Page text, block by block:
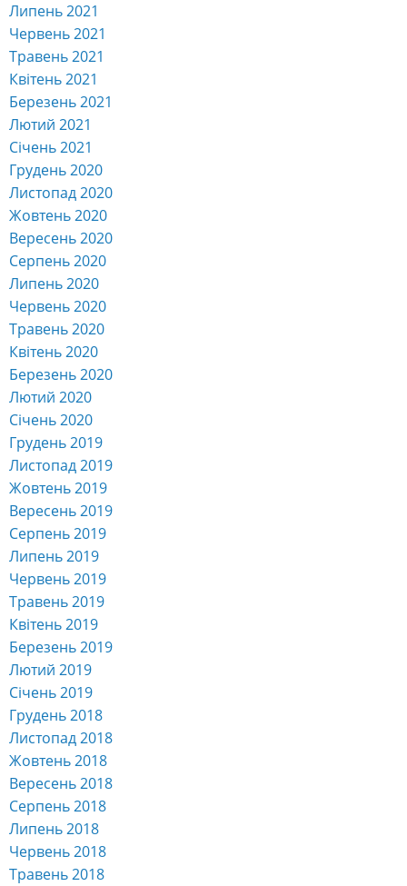
Липень 2021
Червень 2021
Травень 2021
Квітень 2021
Березень 2021
Лютий 2021
Січень 2021
Грудень 2020
Листопад 2020
Жовтень 2020
Вересень 2020
Серпень 2020
Липень 2020
Червень 2020
Травень 2020
Квітень 2020
Березень 2020
Лютий 2020
Січень 2020
Грудень 2019
Листопад 2019
Жовтень 2019
Вересень 2019
Серпень 2019
Липень 2019
Червень 2019
Травень 2019
Квітень 2019
Березень 2019
Лютий 2019
Січень 2019
Грудень 2018
Листопад 2018
Жовтень 2018
Вересень 2018
Серпень 2018
Липень 2018
Червень 2018
Травень 2018